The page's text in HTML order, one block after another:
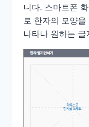
니다. 스마트폰
로 한자의 모양을
나타나 원하는